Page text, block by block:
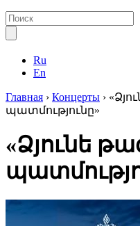
Ru
En
Главная › Концерты ›
պատմությունը»
«Ձյունե